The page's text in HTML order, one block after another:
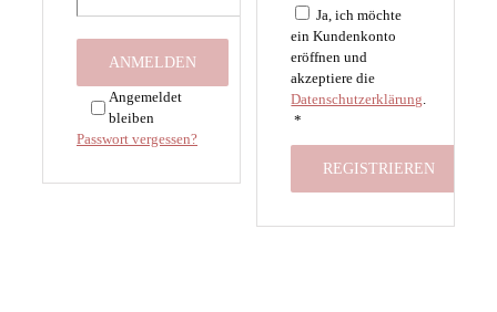
Angemeldet
bleiben
ANMELDEN
Passwort vergessen?
Ja, ich möchte
ein Kundenkonto
eröffnen und
akzeptiere die
Datenschutzerklärung.
*
REGISTRIEREN